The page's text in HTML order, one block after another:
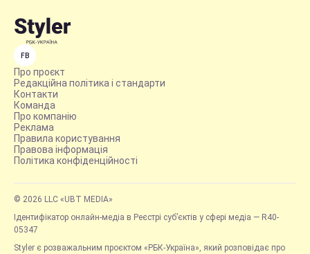
FB
Про проєкт
Редакційна політика і стандарти
Контакти
Команда
Про компанію
Реклама
Правила користування
Правова інформація
Політика конфіденційності
© 2026 LLC «UBT MEDIA»
Ідентифікатор онлайн-медіа в Реєстрі суб’єктів у сфері медіа — R40-
05347
Styler є розважальним проєктом «РБК-Україна», який розповідає про